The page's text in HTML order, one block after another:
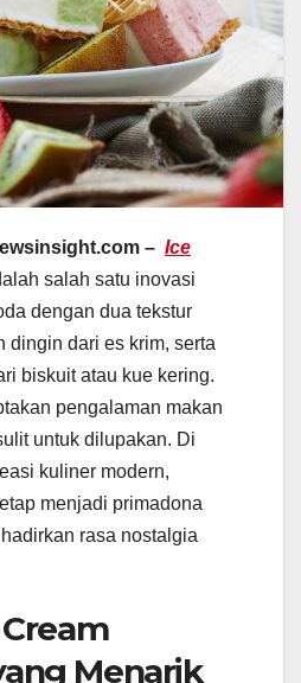
– Ice
salah satu inovasi
dengan dua tekstur
dari es krim, serta
biskuit atau kue kering.
pengalaman makan
untuk dilupakan. Di
kuliner modern,
menjadi primadona
rasa nostalgia
Menarik